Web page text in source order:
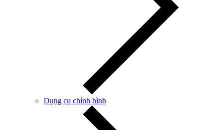
Dụng cụ chỉnh hình